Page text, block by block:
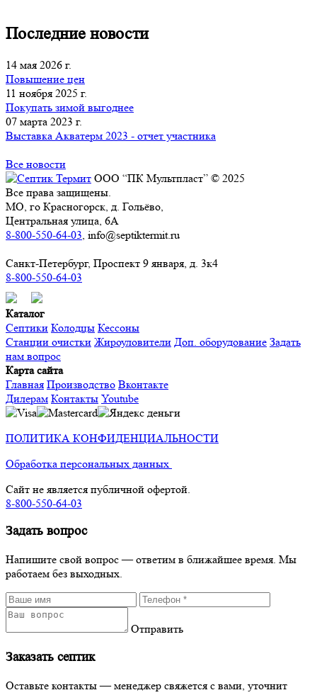
Последние новости
14 мая 2026 г.
Повышение цен
11 ноября 2025 г.
Покупать зимой выгоднее
07 марта 2023 г.
Выставка Акватерм 2023 - отчет участника
Все новости
ООО “ПК Мультпласт” © 2025
Все права защищены.
МО, го Красногорск, д. Гольёво,
Центральная улица, 6А
8-800-550-64-03 , info@septiktermit.ru
Санкт-Петербург, Проспект 9 января, д. 3к4
8-800-550-64-03
Каталог
Септики Колодцы Кессоны
Станции очистки Жироуловители Доп. оборудование Задать
нам вопрос
Карта сайта
Главная Производство Вконтакте
Дилерам Контакты Youtube
ПОЛИТИКА КОНФИДЕНЦИАЛЬНОСТИ
Обработка персональных данных
Сайт не является публичной офертой.
8-800-550-64-03
Задать вопрос
Напишите свой вопрос — ответим в ближайшее время. Мы
работаем без выходных.
Отправить
Заказать септик
Оставьте контакты — менеджер свяжется с вами, уточнит